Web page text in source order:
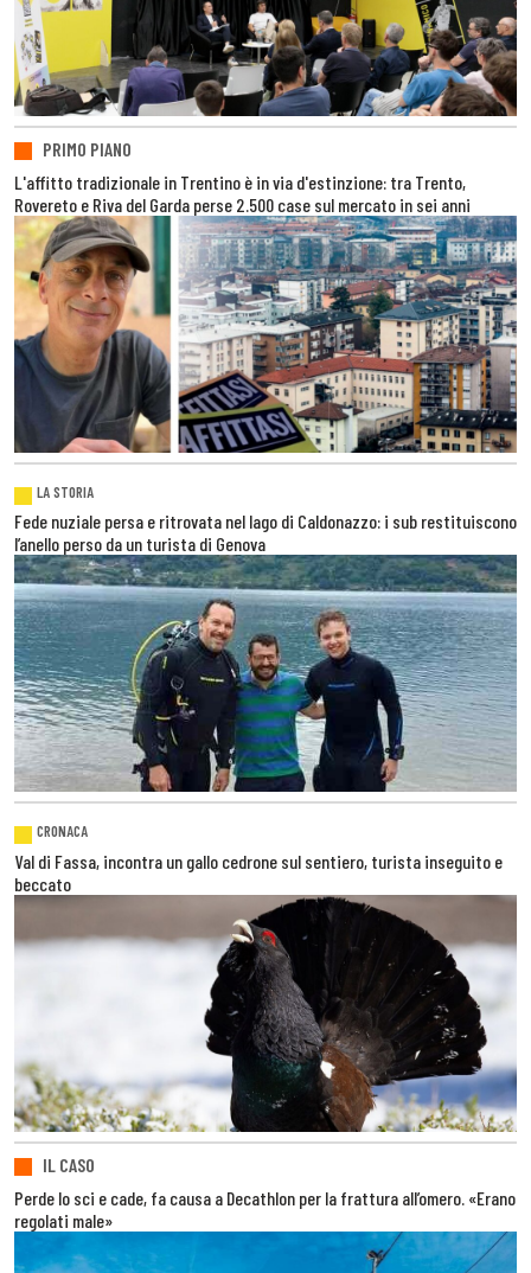
PRIMO PIANO
L'affitto tradizionale in Trentino è in via d'estinzione: tra Trento,
Rovereto e Riva del Garda perse 2.500 case sul mercato in sei anni
LA STORIA
Fede nuziale persa e ritrovata nel lago di Caldonazzo: i sub restituiscono
l’anello perso da un turista di Genova
CRONACA
Val di Fassa, incontra un gallo cedrone sul sentiero, turista inseguito e
beccato
IL CASO
Perde lo sci e cade, fa causa a Decathlon per la frattura all’omero. «Erano
regolati male»